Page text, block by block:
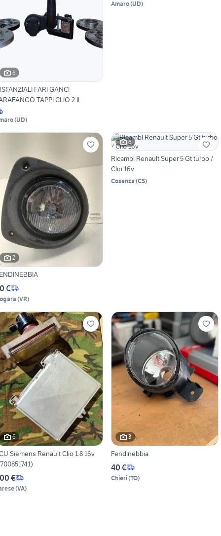
6
FARI GANCI
TAPPI CLIO 2 II
(UD)
Amaro(UD)
2
€
(VR)
6
Ricambi Renault Super 5 Gt turbo /
Clio 16v
Cosenza (CS)
6
Siemens Renault Clio 1.8 16v
€
(VA)
3
Fendinebbia
40 €
Chieri(TO)